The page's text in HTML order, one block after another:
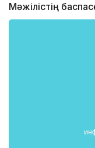
Мәжілістің